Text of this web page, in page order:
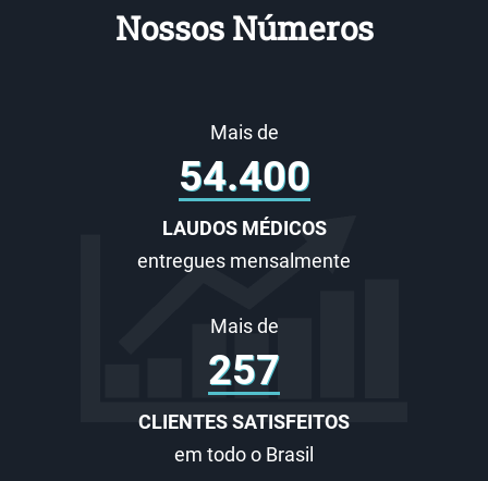
Nossos Números
Mais de
60.000
LAUDOS MÉDICOS
entregues mensalmente
Mais de
300
CLIENTES SATISFEITOS
em todo o Brasil